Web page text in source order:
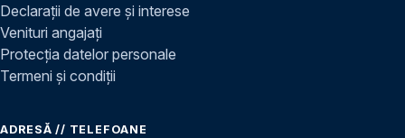
Declarații de avere și interese
Venituri angajați
Protecția datelor personale
Termeni și condiții
ADRESĂ // TELEFOANE